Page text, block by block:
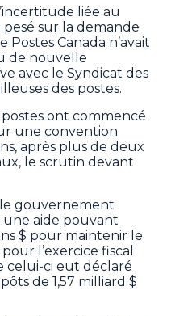
liée au
sur la demande
Postes Canada n’avait
de nouvelle
avec le Syndicat des
des postes.
ont commencé
une convention
après plus de deux
le scrutin devant
gouvernement
aide pouvant
$ pour maintenir le
l’exercice fiscal
celui-ci eut déclaré
de 1,57 milliard $